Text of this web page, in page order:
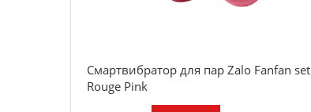
Смартвибратор для пар Zalo Fanfan set
Rouge Pink